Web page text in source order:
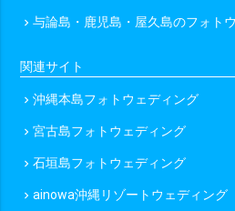
chevron_right与論島・鹿児島・屋久島のフォト
関連サイト
chevron_right沖縄本島フォトウェディング
chevron_right宮古島フォトウェディング
chevron_right石垣島フォトウェディング
chevron_rightainowa沖縄リゾートウェディング